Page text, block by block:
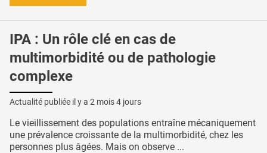
IPA : Un rôle clé en cas de
multimorbidité ou de pathologie
complexe
Actualité publiée il y a 2 mois 4 jours
Le vieillissement des populations entraîne mécaniquement
une prévalence croissante de la multimorbidité, chez les
personnes plus âgées. Mais on observe ...